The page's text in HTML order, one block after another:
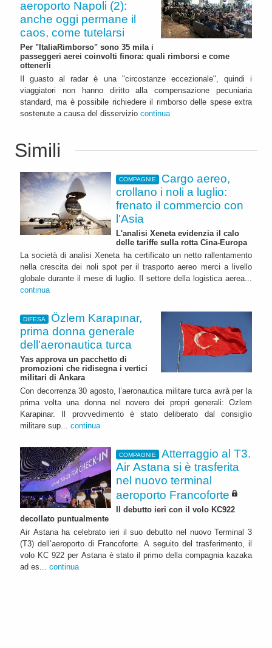
aeroporto Napoli (2):
anche oggi permane il
caos, come tutelarsi
Per "ItaliaRimborso" sono 35 mila i
passeggeri aerei coinvolti finora: quali rimborsi e come
ottenerli
Il guasto al radar è una "circostanze eccezionale", quindi i
viaggiatori non hanno diritto alla compensazione pecuniaria
standard, ma è possibile richiedere il rimborso delle spese extra
sostenute a causa del disservizio continua
Simili
COMPAGNIE
Cargo aereo,
crollano i noli a luglio:
frenato il commercio con
l'Asia
L'analisi Xeneta evidenzia il calo
delle tariffe sulla rotta Cina-Europa
La società di analisi Xeneta ha certificato un netto rallentamento
nella crescita dei noli spot per il trasporto aereo merci a livello
globale durante il mese di luglio. Il settore della logistica aerea...
continua
DIFESA
Özlem Karapınar,
prima donna generale
dell’aeronautica turca
Yas approva un pacchetto di
promozioni che ridisegna i vertici
militari di Ankara
Con decorrenza 30 agosto, l’aeronautica militare turca avrà per la
prima volta una donna nel novero dei propri generali: Ozlem
Karapinar. Il provvedimento è stato deliberato dal consiglio
militare sup... continua
COMPAGNIE
Atterraggio al T3.
Air Astana si è trasferita
nel nuovo terminal
aeroporto Francoforte
Il debutto ieri con il volo KC922
decollato puntualmente
Air Astana ha celebrato ieri il suo debutto nel nuovo Terminal 3
(T3) dell’aeroporto di Francoforte. A seguito del trasferimento, il
volo KC 922 per Astana è stato il primo della compagnia kazaka
ad es... continua